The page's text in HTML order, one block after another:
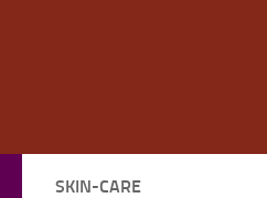
SKIN-CARE